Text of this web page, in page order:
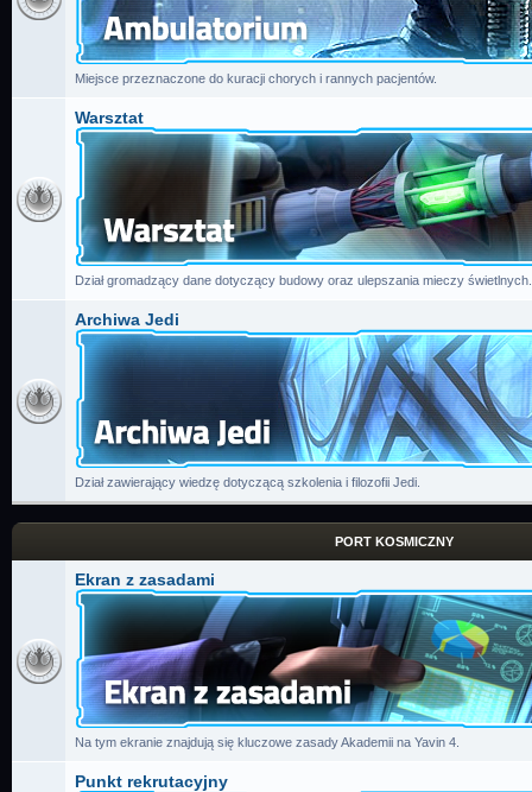
Miejsce przeznaczone do kuracji chorych i rannych pacjentów.
Warsztat
Dział gromadzący dane dotyczący budowy oraz ulepszania mieczy świetlnych.
Archiwa Jedi
Dział zawierający wiedzę dotyczącą szkolenia i filozofii Jedi.
PORT KOSMICZNY
Ekran z zasadami
Na tym ekranie znajdują się kluczowe zasady Akademii na Yavin 4.
Punkt rekrutacyjny